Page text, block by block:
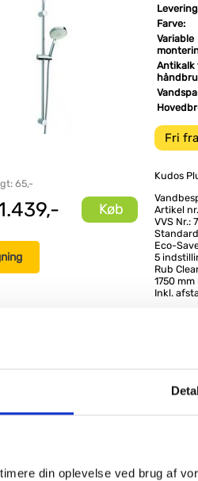
din oplevelse ved brug af
65,-
Køb
Farve:
Variable
Antikalk
Fri
Kudos
Artikel
VVS Nr.:
Eco-
5
Rub
1750
Inkl.